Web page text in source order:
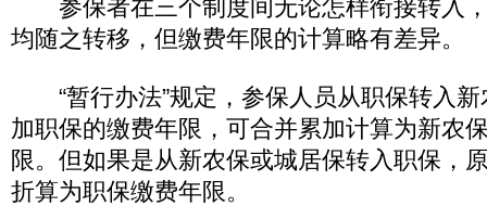
参保者在三个制度间无论怎样衔接转入
均随之转移，但缴费年限的计算略有差异。
“暂行办法”规定，参保人员从职保转入新
加职保的缴费年限，可合并累加计算为新农
限。但如果是从新农保或城居保转入职保，
折算为职保缴费年限。